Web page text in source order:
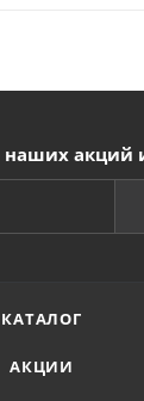
наших акций
КАТАЛОГ
АКЦИИ